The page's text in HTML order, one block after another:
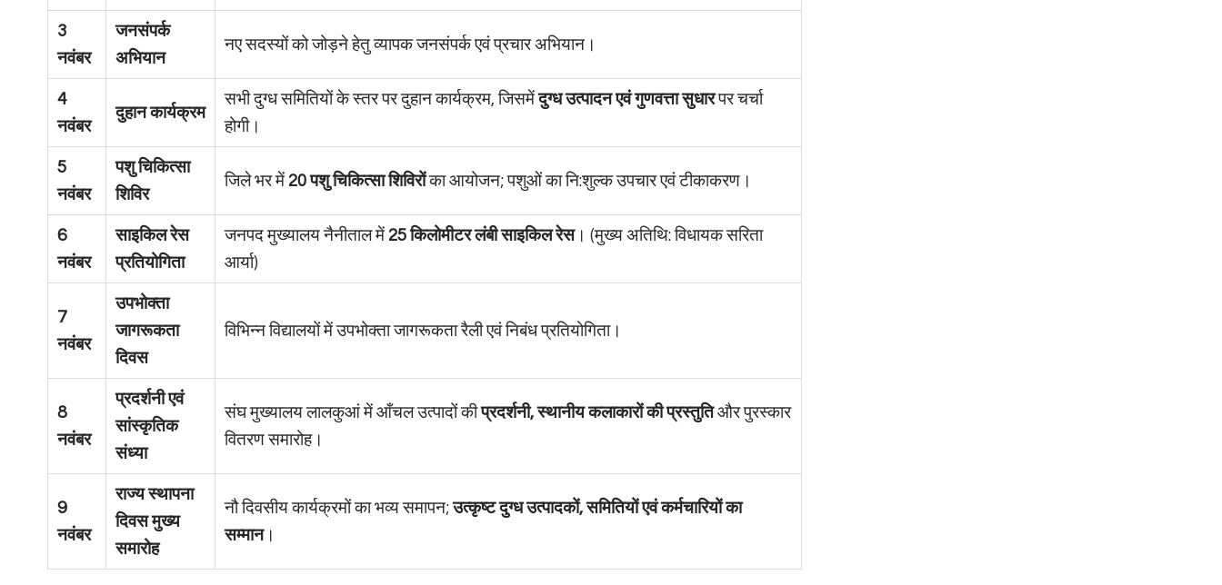
3
नवंबर
जनसंपर्क
अभियान
नए सदस्यों को जोड़ने हेतु व्यापक जनसंपर्क एवं प्रचार अभियान।
4
नवंबर
दुहान कार्यक्रम
सभी दुग्ध समितियों के स्तर पर दुहान कार्यक्रम, जिसमेंदुग्ध उत्पादन एवं गुणवत्ता सुधारपर चर्चा
होगी।
5
नवंबर
पशु चिकित्सा
शिविर
जिले भर में 20 पशु चिकित्सा शिविरोंका आयोजन; पशुओं का नि:शुल्क उपचार एवं टीकाकरण।
6
नवंबर
साइकिल रेस
प्रतियोगिता
जनपद मुख्यालय नैनीताल में 25 किलोमीटर लंबी साइकिल रेस। (मुख्य अतिथि: विधायक सरिता
आर्या)
7
नवंबर
उपभोक्ता
जागरूकता
दिवस
विभिन्न विद्यालयों में उपभोक्ता जागरूकता रैली एवं निबंध प्रतियोगिता।
8
नवंबर
प्रदर्शनी एवं
सांस्कृतिक
संध्या
संघ मुख्यालय लालकुआं में आँचल उत्पादों कीप्रदर्शनी, स्थानीय कलाकारों की प्रस्तुतिऔर पुरस्कार
वितरण समारोह।
9
नवंबर
राज्य स्थापना
दिवस मुख्य
समारोह
नौ दिवसीय कार्यक्रमों का भव्य समापन;उत्कृष्ट दुग्ध उत्पादकों, समितियों एवं कर्मचारियों का
सम्मान।